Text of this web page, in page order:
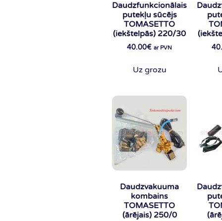
Daudzfunkcionālais
putekļu sūcējs
TOMASETTO
(iekštelpās) 220/30
40.00€ ar PVN
Uz grozu
Daudzvakuuma
kombains
TOMASETTO
(ārējais) 250/0